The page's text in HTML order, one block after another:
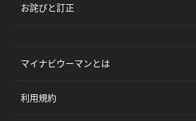
お詫びと訂正
マイナビウーマンとは
利用規約